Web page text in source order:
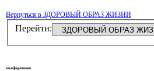
Вернуться в ЗДОРОВЫЙ ОБРАЗ ЖИЗНИ
Перейти:
конференции